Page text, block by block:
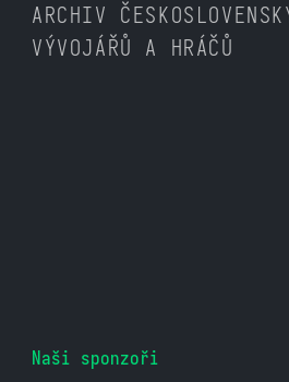
ARCHIV
VÝVOJÁŘŮ A HRÁČŮ
Naši sponzoři